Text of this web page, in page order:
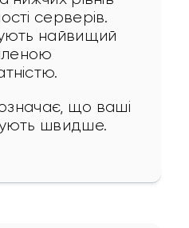
серверів.
найвищий
що ваші
швидше.